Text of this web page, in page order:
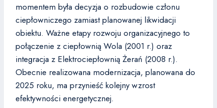
momentem była decyzja o rozbudowie członu
ciepłowniczego zamiast planowanej likwidacji
obiektu. Ważne etapy rozwoju organizacyjnego to
połączenie z ciepłownią Wola (2001 r.) oraz
integracja z Elektrociepłownią Żerań (2008 r.).
Obecnie realizowana modernizacja, planowana do
2025 roku, ma przynieść kolejny wzrost
efektywności energetycznej.